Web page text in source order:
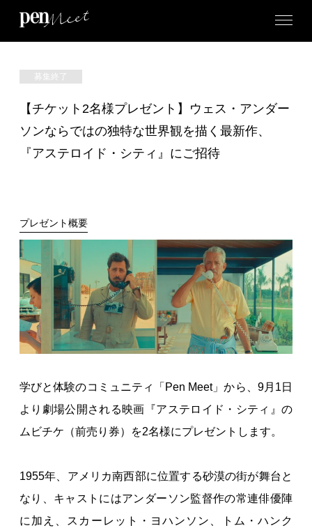
募集終了
【チケット2名様プレゼント】ウェス・アンダー
ソンならではの独特な世界観を描く最新作、
『アステロイド・シティ』にご招待
プレゼント概要
学びと体験のコミュニティ「Pen Meet」から、9月1日
より劇場公開される映画『アステロイド・シティ』の
ムビチケ（前売り券）を2名様にプレゼントします。
1955年、アメリカ南西部に位置する砂漠の街が舞台と
なり、キャストにはアンダーソン監督作の常連俳優陣
に加え、スカーレット・ヨハンソン、トム・ハンク